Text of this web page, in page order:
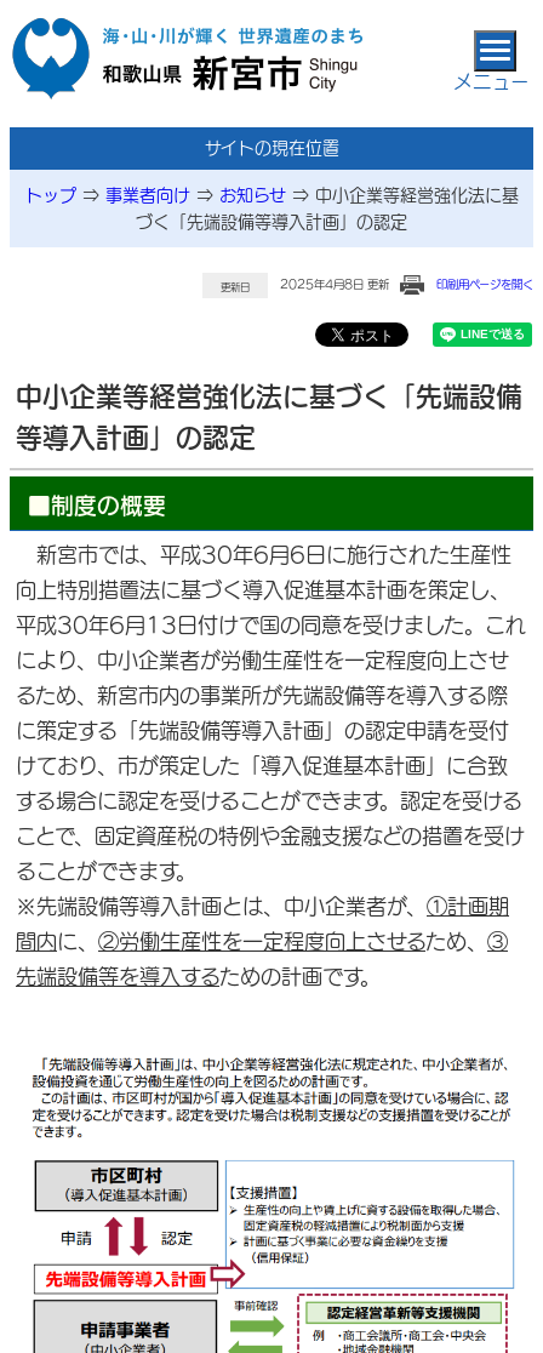
本文へ移動
メニュー
サイトの現在位置
トップ⇒ 事業者向け⇒ お知らせ⇒ 中小企業等経営強化法に基
づく「先端設備等導入計画」の認定
更新日 2025年4月8日 更新 印刷用ページを開く
中小企業等経営強化法に基づく「先端設備
等導入計画」の認定
■制度の概要
新宮市では、平成30年6月6日に施行された生産性
向上特別措置法に基づく導入促進基本計画を策定し、
平成30年6月13日付けで国の同意を受けました。これ
により、中小企業者が労働生産性を一定程度向上させ
るため、新宮市内の事業所が先端設備等を導入する際
に策定する「先端設備等導入計画」の認定申請を受付
けており、市が策定した「導入促進基本計画」に合致
する場合に認定を受けることができます。認定を受ける
ことで、固定資産税の特例や金融支援などの措置を受け
ることができます。
※先端設備等導入計画とは、中小企業者が、 ①計画期
間内に、 ②労働生産性を一定程度向上させるため、 ③
先端設備等を導入するための計画です。